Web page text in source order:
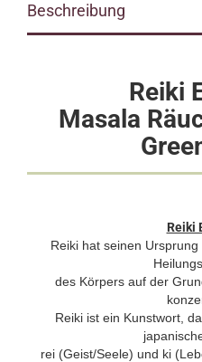
Beschreibung
Reiki
Masala
Reiki
Reiki hat seinen
des Körpers auf der
Reiki ist ein Kunstwort,
rei (Geist/Seele) und ki